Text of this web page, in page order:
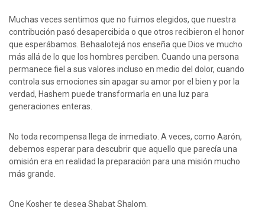
Muchas veces sentimos que no fuimos elegidos, que nuestra
contribución pasó desapercibida o que otros recibieron el honor
que esperábamos. Behaalotejá nos enseña que Dios ve mucho
más allá de lo que los hombres perciben. Cuando una persona
permanece fiel a sus valores incluso en medio del dolor, cuando
controla sus emociones sin apagar su amor por el bien y por la
verdad, Hashem puede transformarla en una luz para
generaciones enteras.
No toda recompensa llega de inmediato. A veces, como Aarón,
debemos esperar para descubrir que aquello que parecía una
omisión era en realidad la preparación para una misión mucho
más grande.
One Kosher te desea Shabat Shalom.